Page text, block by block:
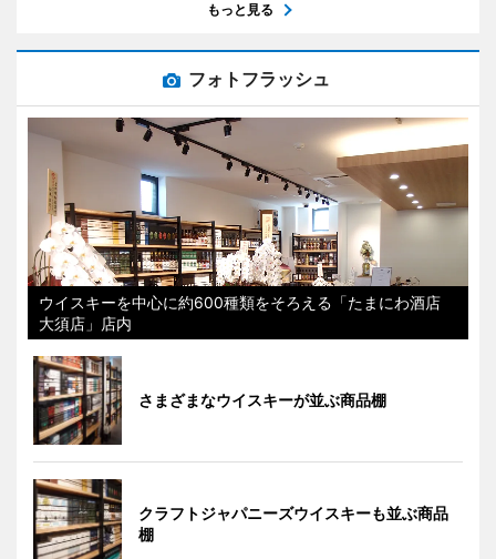
もっと見る
フォトフラッシュ
ウイスキーを中心に約600種類をそろえる「たまにわ酒店
大須店」店内
さまざまなウイスキーが並ぶ商品棚
クラフトジャパニーズウイスキーも並ぶ商品
棚